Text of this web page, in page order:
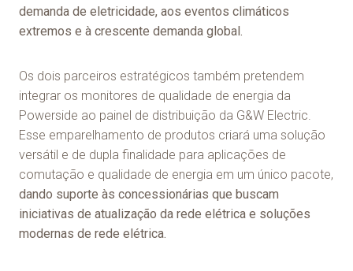
demanda de eletricidade, aos eventos climáticos
extremos e à crescente demanda global.
Os dois parceiros estratégicos também pretendem
integrar os monitores de qualidade de energia da
Powerside ao painel de distribuição da G&W Electric.
Esse emparelhamento de produtos criará uma solução
versátil e de dupla finalidade para aplicações de
comutação e qualidade de energia em um único pacote,
dando suporte às concessionárias que buscam
iniciativas de atualização da rede elétrica e soluções
modernas de rede elétrica.